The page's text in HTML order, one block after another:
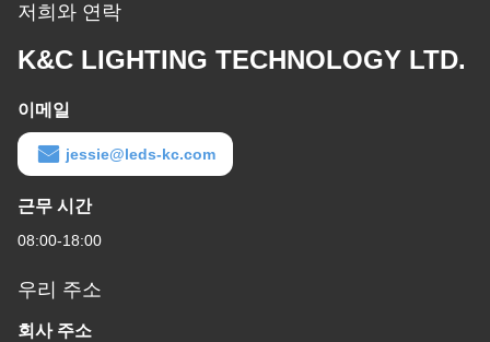
저희와 연락
K&C LIGHTING TECHNOLOGY LTD.
이메일
jessie@leds-kc.com
근무 시간
08:00-18:00
우리 주소
회사 주소